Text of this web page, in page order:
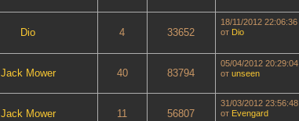
Dio 4 33652
18/11/2012 22:06:36
от Dio
Jack Mower 40 83794
05/04/2012 20:29:04
отunseen
Jack Mower 11 56807
31/03/2012 23:56:48
от Evengard